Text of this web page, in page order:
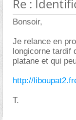
Re :
Bonsoir,
Je relance en
longicorne tardif
platane et qui
http://
T.